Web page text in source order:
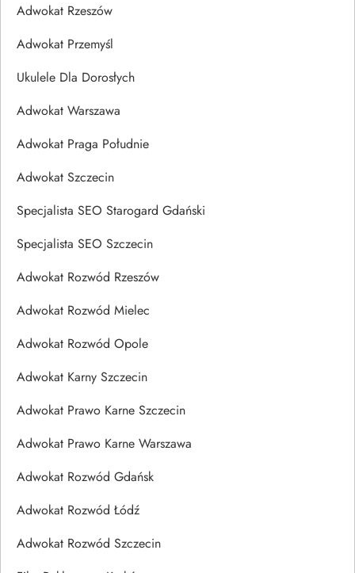
Adwokat Rzeszów
Adwokat Przemyśl
Ukulele Dla Dorosłych
Adwokat Warszawa
Adwokat Praga Południe
Adwokat Szczecin
Specjalista SEO Starogard Gdański
Specjalista SEO Szczecin
Adwokat Rozwód Rzeszów
Adwokat Rozwód Mielec
Adwokat Rozwód Opole
Adwokat Karny Szczecin
Adwokat Prawo Karne Szczecin
Adwokat Prawo Karne Warszawa
Adwokat Rozwód Gdańsk
Adwokat Rozwód Łódź
Adwokat Rozwód Szczecin